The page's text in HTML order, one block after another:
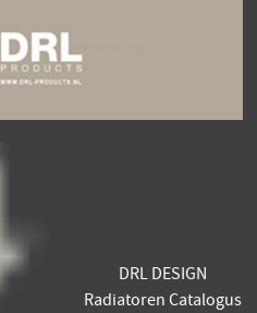
DRL DESIGN
Radiatoren Catalogus